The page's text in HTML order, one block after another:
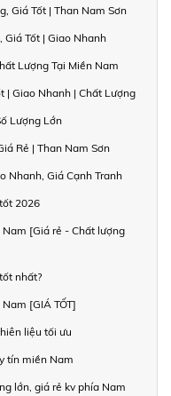
Giá Tốt | Than Nam Sơn
Giá Tốt | Giao Nhanh
Lượng Tại Miền Nam
| Giao Nhanh | Chất Lượng
Lượng Lớn
Rẻ | Than Nam Sơn
Nhanh, Giá Cạnh Tranh
2026
[Giá rẻ - Chất lượng
nhất?
[GIÁ TỐT]
liệu tối ưu
tín miền Nam
lớn, giá rẻ kv phía Nam